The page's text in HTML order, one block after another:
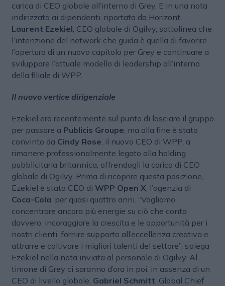
carica di CEO globale all’interno di Grey. E in una nota
indirizzata ai dipendenti, riportata da Horizont,
Laurent Ezekiel, CEO globale di Ogilvy, sottolinea che
l’intenzione del network che guida è quella di favorire
l’apertura di un nuovo capitolo per Grey e continuare a
sviluppare l’attuale modello di leadership all’interno
della filiale di WPP.
Il nuovo vertice dirigenziale
Ezekiel era recentemente sul punto di lasciare il gruppo
per passare a Publicis Groupe, ma alla fine è stato
convinto da Cindy Rose, il nuovo CEO di WPP, a
rimanere professionalmente legato alla holding
pubblicitaria britannica, offrendogli la carica di CEO
globale di Ogilvy. Prima di ricoprire questa posizione,
Ezekiel è stato CEO di WPP Open X, l’agenzia di
Coca-Cola, per quasi quattro anni. “Vogliamo
concentrare ancora più energie su ciò che conta
davvero: incoraggiare la crescita e le opportunità per i
nostri clienti, fornire supporto all’eccellenza creativa e
attrarre e coltivare i migliori talenti del settore”, spiega
Ezekiel nella nota inviata al personale di Ogilvy. Al
timone di Grey ci saranno d’ora in poi, in assenza di un
CEO di livello globale, Gabriel Schmitt, Global Chief